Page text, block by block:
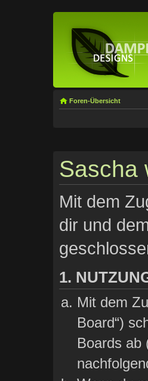
Foren-Übersicht
Sascha
Mit dem
dir und
1.
Mit dem
Board“)
Boards ab